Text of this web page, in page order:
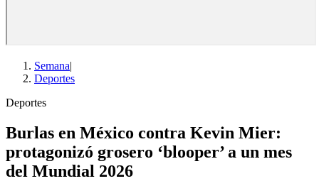
Semana|
Deportes
Deportes
Burlas en México contra Kevin Mier:
protagonizó grosero ‘blooper’ a un mes
del Mundial 2026